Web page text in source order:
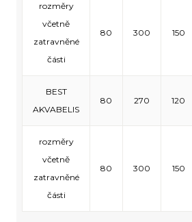
rozměry
včetně
zatravněné
části
80 300 150
BEST
AKVABELIS
80 270 120
rozměry
včetně
zatravněné
části
80 300 150